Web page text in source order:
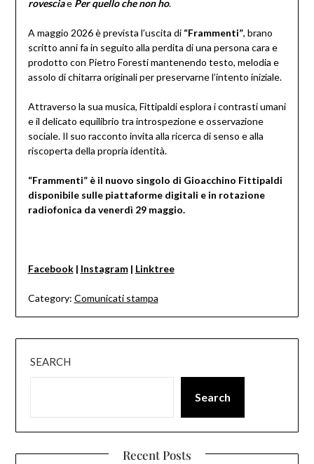
rovesciae Per quello che non ho.
A maggio 2026 è prevista l’uscita di “Frammenti”, brano
scritto anni fa in seguito alla perdita di una persona cara e
prodotto con Pietro Foresti mantenendo testo, melodia e
assolo di chitarra originali per preservarne l’intento iniziale.
Attraverso la sua musica, Fittipaldi esplora i contrasti umani
e il delicato equilibrio tra introspezione e osservazione
sociale. Il suo racconto invita alla ricerca di senso e alla
riscoperta della propria identità.
“Frammenti” è il nuovo singolo di Gioacchino Fittipaldi
disponibile sulle piattaforme digitali e in rotazione
radiofonica da venerdì 29 maggio.
Facebook| Instagram| Linktree
Category: Comunicati stampa
SEARCH
Search
Recent Posts